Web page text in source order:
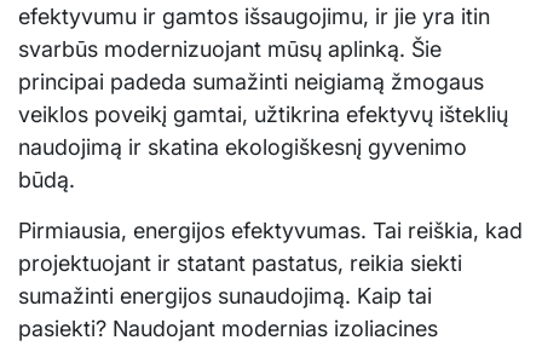
efektyvumu ir gamtos išsaugojimu, ir jie yra itin
svarbūs modernizuojant mūsų aplinką. Šie
principai padeda sumažinti neigiamą žmogaus
veiklos poveikį gamtai, užtikrina efektyvų išteklių
naudojimą ir skatina ekologiškesnį gyvenimo
būdą.
Pirmiausia, energijos efektyvumas. Tai reiškia, kad
projektuojant ir statant pastatus, reikia siekti
sumažinti energijos sunaudojimą. Kaip tai
pasiekti? Naudojant modernias izoliacines